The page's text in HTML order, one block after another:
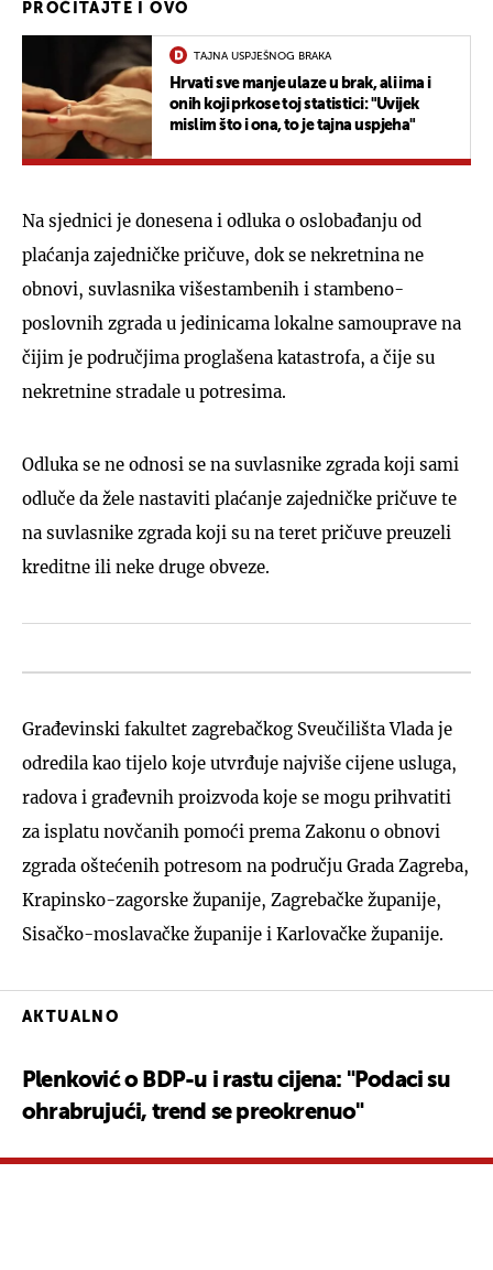
PROČITAJTE I OVO
TAJNA USPJEŠNOG BRAKA
Hrvati sve manje ulaze u brak, ali ima i
onih koji prkose toj statistici: "Uvijek
mislim što i ona, to je tajna uspjeha"
Na sjednici je donesena i odluka o oslobađanju od
plaćanja zajedničke pričuve, dok se nekretnina ne
obnovi, suvlasnika višestambenih i stambeno-
poslovnih zgrada u jedinicama lokalne samouprave na
čijim je područjima proglašena katastrofa, a čije su
nekretnine stradale u potresima.
Odluka se ne odnosi se na suvlasnike zgrada koji sami
odluče da žele nastaviti plaćanje zajedničke pričuve te
na suvlasnike zgrada koji su na teret pričuve preuzeli
kreditne ili neke druge obveze.
Građevinski fakultet zagrebačkog Sveučilišta Vlada je
odredila kao tijelo koje utvrđuje najviše cijene usluga,
radova i građevnih proizvoda koje se mogu prihvatiti
za isplatu novčanih pomoći prema Zakonu o obnovi
zgrada oštećenih potresom na području Grada Zagreba,
Krapinsko-zagorske županije, Zagrebačke županije,
Sisačko-moslavačke županije i Karlovačke županije.
AKTUALNO
Plenković o BDP-u i rastu cijena: "Podaci su
ohrabrujući, trend se preokrenuo"